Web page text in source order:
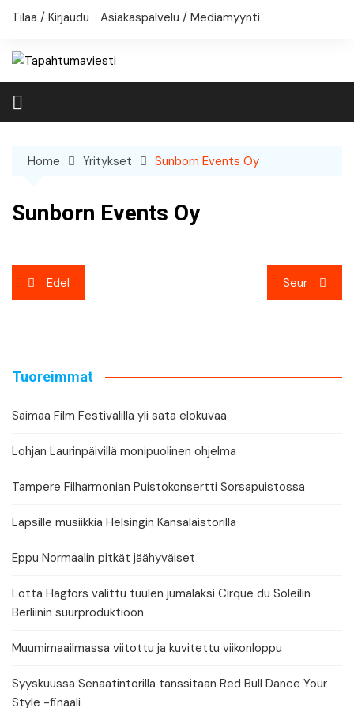
Skip
Tilaa / Kirjaudu Asiakaspalvelu / Mediamyynti
Home Yritykset Sunborn Events Oy
Sunborn Events Oy
Artikkelien
selaus
Edel Seur
Tuoreimmat
Saimaa Film Festivalilla yli sata elokuvaa
Lohjan Laurinpäivillä monipuolinen ohjelma
Tampere Filharmonian Puistokonsertti Sorsapuistossa
Lapsille musiikkia Helsingin Kansalaistorilla
Eppu Normaalin pitkät jäähyväiset
Lotta Hagfors valittu tuulen jumalaksi Cirque du Soleilin
Berliinin suurproduktioon
Muumimaailmassa viitottu ja kuvitettu viikonloppu
Syyskuussa Senaatintorilla tanssitaan Red Bull Dance Your
Style -finaali